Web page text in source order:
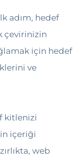
adım, hedef
çevirinizin
için hedef
ve
kitlenizi
içeriği
web